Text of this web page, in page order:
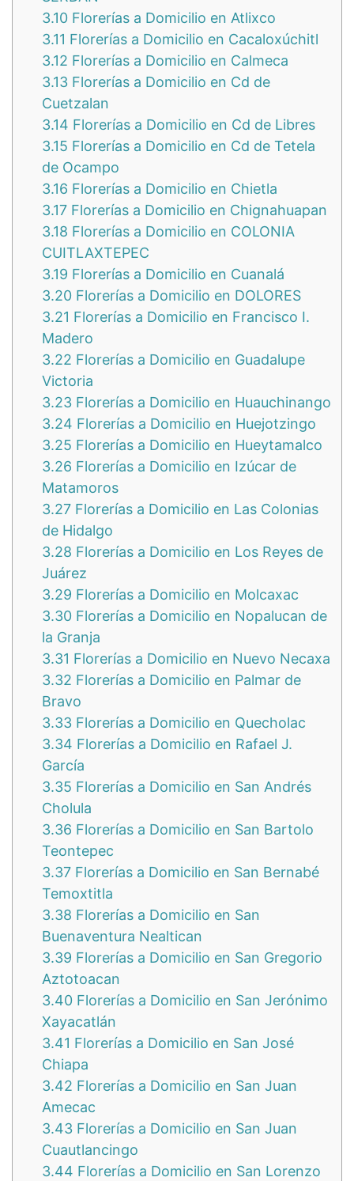
3.10 Florerías a Domicilio en Atlixco
3.11 Florerías a Domicilio en Cacaloxúchitl
3.12 Florerías a Domicilio en Calmeca
3.13 Florerías a Domicilio en Cd de
Cuetzalan
3.14 Florerías a Domicilio en Cd de Libres
3.15 Florerías a Domicilio en Cd de Tetela
de Ocampo
3.16 Florerías a Domicilio en Chietla
3.17 Florerías a Domicilio en Chignahuapan
3.18 Florerías a Domicilio en COLONIA
CUITLAXTEPEC
3.19 Florerías a Domicilio en Cuanalá
3.20 Florerías a Domicilio en DOLORES
3.21 Florerías a Domicilio en Francisco I.
Madero
3.22 Florerías a Domicilio en Guadalupe
Victoria
3.23 Florerías a Domicilio en Huauchinango
3.24 Florerías a Domicilio en Huejotzingo
3.25 Florerías a Domicilio en Hueytamalco
3.26 Florerías a Domicilio en Izúcar de
Matamoros
3.27 Florerías a Domicilio en Las Colonias
de Hidalgo
3.28 Florerías a Domicilio en Los Reyes de
Juárez
3.29 Florerías a Domicilio en Molcaxac
3.30 Florerías a Domicilio en Nopalucan de
la Granja
3.31 Florerías a Domicilio en Nuevo Necaxa
3.32 Florerías a Domicilio en Palmar de
Bravo
3.33 Florerías a Domicilio en Quecholac
3.34 Florerías a Domicilio en Rafael J.
García
3.35 Florerías a Domicilio en San Andrés
Cholula
3.36 Florerías a Domicilio en San Bartolo
Teontepec
3.37 Florerías a Domicilio en San Bernabé
Temoxtitla
3.38 Florerías a Domicilio en San
Buenaventura Nealtican
3.39 Florerías a Domicilio en San Gregorio
Aztotoacan
3.40 Florerías a Domicilio en San Jerónimo
Xayacatlán
3.41 Florerías a Domicilio en San José
Chiapa
3.42 Florerías a Domicilio en San Juan
Amecac
3.43 Florerías a Domicilio en San Juan
Cuautlancingo
3.44 Florerías a Domicilio en San Lorenzo